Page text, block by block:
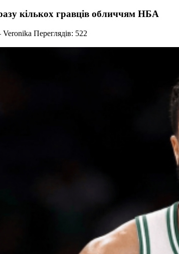
кількох гравців обличчям НБА
Veronika Переглядів: 522